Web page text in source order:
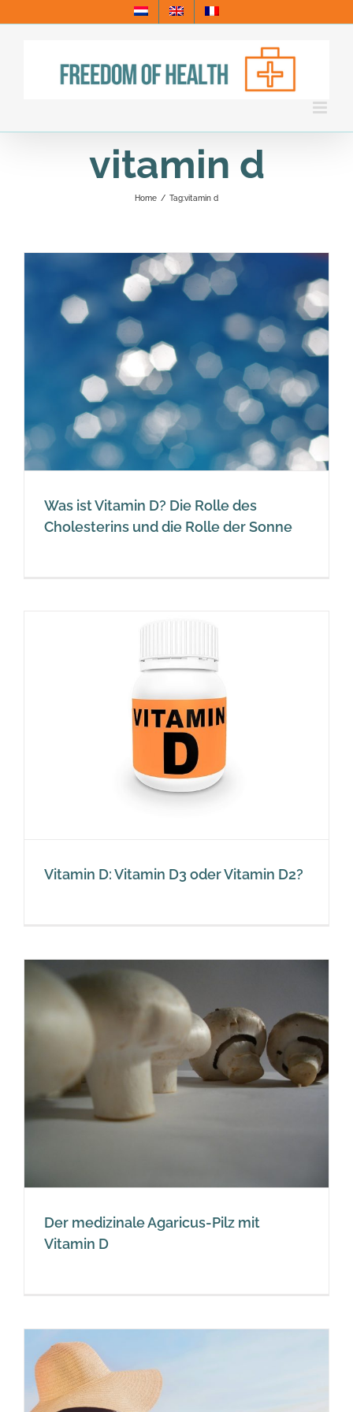
to
vitamin d
Home / Tag:vitamin d
Was ist Vitamin D? Die Rolle des
Cholesterins und die Rolle der Sonne
Vitamin D: Vitamin D3 oder Vitamin D2?
Der medizinale Agaricus-Pilz mit
Vitamin D